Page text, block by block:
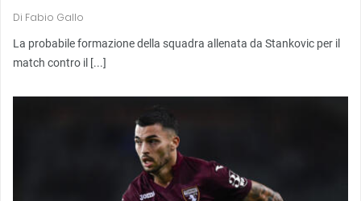
Di Fabio Gallo
La probabile formazione della squadra allenata da Stankovic per il
match contro il [...]